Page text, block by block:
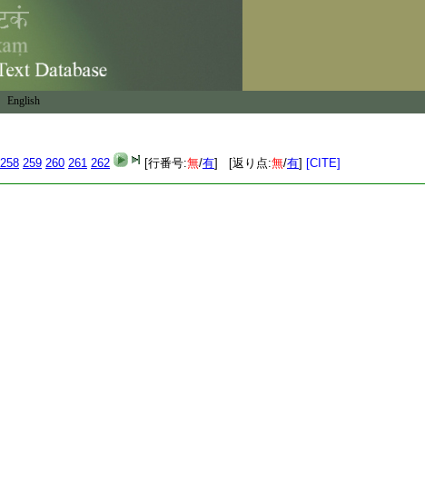
English
258 259 260 261 262 [行番号:無/有] [返り点:無/有] [CITE]